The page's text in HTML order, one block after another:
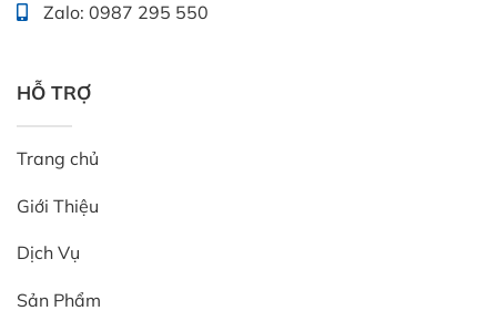
Zalo: 0987 295 550
HỖ TRỢ
Trang chủ
Giới Thiệu
Dịch Vụ
Sản Phẩm